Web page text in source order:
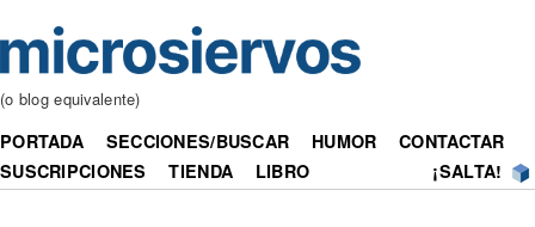
(o blog equivalente)
PORTADA SECCIONES/BUSCAR HUMOR
CONTACTAR
SUSCRIPCIONES
TIENDA LIBRO ¡SALTA!